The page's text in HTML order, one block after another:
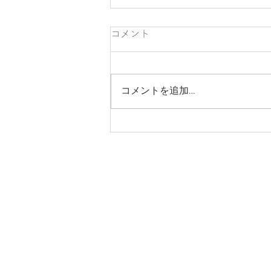
大光電機のホームページにて
コメント
コメントを追加…